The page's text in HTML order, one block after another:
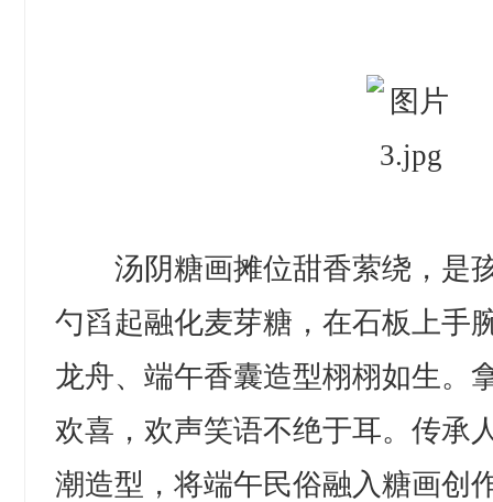
汤阴糖画摊位甜香萦绕，是
勺舀起融化麦芽糖，在石板上手
龙舟、端午香囊造型栩栩如生。
欢喜，欢声笑语不绝于耳。传承
潮造型，将端午民俗融入糖画创